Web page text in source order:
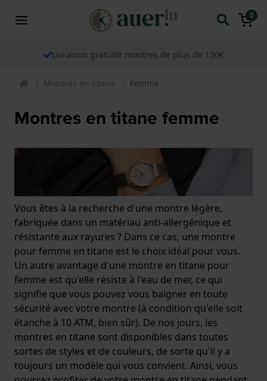
0
Livraison gratuite montres de plus de 150€
Montres en titane Femme
Montres en titane femme
Vous êtes à la recherche d'une montre légère,
fabriquée dans un matériau anti-allergénique et
résistante aux rayures ? Dans ce cas, une montre
pour femme en titane est le choix idéal pour vous.
Un autre avantage d'une montre en titane pour
femme est qu'elle résiste à l'eau de mer, ce qui
signifie que vous pouvez vous baigner en toute
sécurité avec votre montre (à condition qu'elle soit
étanche à 10 ATM, bien sûr). De nos jours, les
montres en titane sont disponibles dans toutes
sortes de styles et de couleurs, de sorte qu'il y a
toujours un modèle qui vous convient. Ainsi, vous